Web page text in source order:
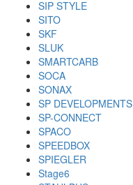
SIP STYLE
SITO
SKF
SLUK
SMARTCARB
SOCA
SONAX
SP DEVELOPMENTS
SP-CONNECT
SPACO
SPEEDBOX
SPIEGLER
Stage6